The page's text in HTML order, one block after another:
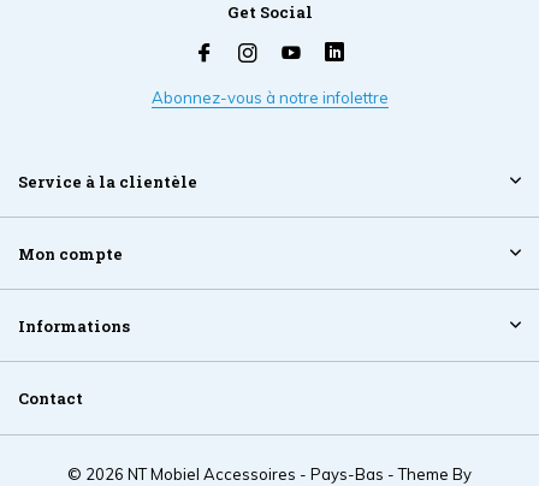
Get Social
Abonnez-vous à notre infolettre
Service à la clientèle
Mon compte
Informations
Contact
© 2026 NT Mobiel Accessoires - Pays-Bas - Theme By